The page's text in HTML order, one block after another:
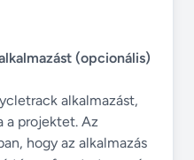
(opcionális)
alkalmazást,
a projektet. Az
hogy az alkalmazás